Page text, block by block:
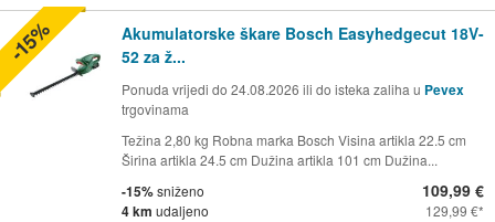
Akumulatorske škare Bosch Easyhedgecut 18V-
52 za ž...
Ponuda vrijedi do 24.08.2026 ili do isteka zaliha u Pevex
trgovinama
Težina 2,80 kg Robna marka Bosch Visina artikla 22.5 cm
Širina artikla 24.5 cm Dužina artikla 101 cm Dužina...
-15%sniženo
4 km udaljeno
109,99 €
129,99 €
-15%